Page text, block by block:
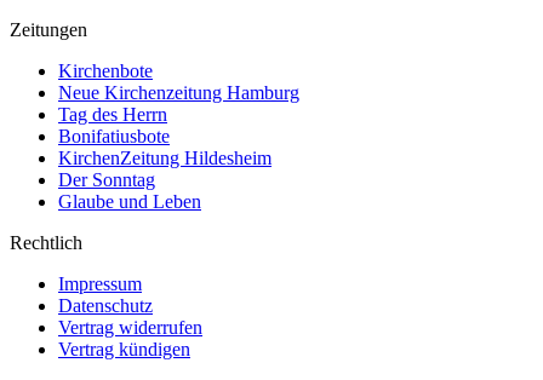
Zeitungen
Kirchenbote
Neue Kirchenzeitung Hamburg
Tag des Herrn
Bonifatiusbote
KirchenZeitung Hildesheim
Der Sonntag
Glaube und Leben
Rechtlich
Impressum
Datenschutz
Vertrag widerrufen
Vertrag kündigen